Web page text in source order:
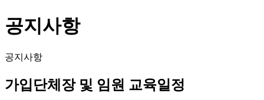
공지사항
공지사항
가입단체장 및 임원 교육일정